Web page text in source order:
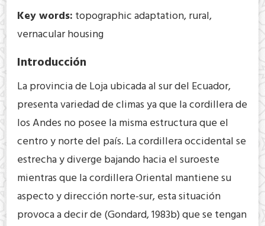
Key words: topographic adaptation, rural,
vernacular housing
Introducción
La provincia de Loja ubicada al sur del Ecuador,
presenta variedad de climas ya que la cordillera de
los Andes no posee la misma estructura que el
centro y norte del país. La cordillera occidental se
estrecha y diverge bajando hacia el suroeste
mientras que la cordillera Oriental mantiene su
aspecto y dirección norte-sur, esta situación
provoca a decir de (Gondard, 1983b) que se tengan